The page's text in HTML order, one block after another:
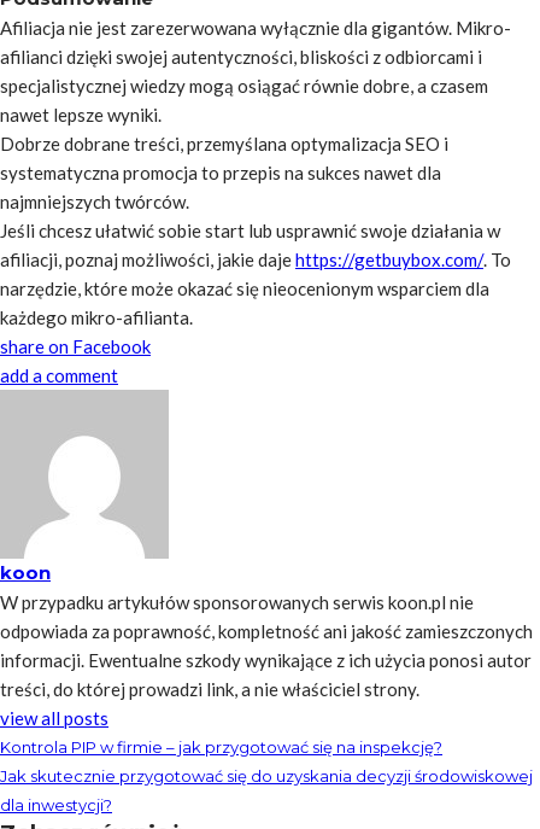
Afiliacja nie jest zarezerwowana wyłącznie dla gigantów. Mikro-
afilianci dzięki swojej autentyczności, bliskości z odbiorcami i
specjalistycznej wiedzy mogą osiągać równie dobre, a czasem
nawet lepsze wyniki.
Dobrze dobrane treści, przemyślana optymalizacja SEO i
systematyczna promocja to przepis na sukces nawet dla
najmniejszych twórców.
Jeśli chcesz ułatwić sobie start lub usprawnić swoje działania w
afiliacji, poznaj możliwości, jakie dajehttps://getbuybox.com/. To
narzędzie, które może okazać się nieocenionym wsparciem dla
każdego mikro-afilianta.
share on Facebook
add a comment
koon
W przypadku artykułów sponsorowanych serwis koon.pl nie
odpowiada za poprawność, kompletność ani jakość zamieszczonych
informacji. Ewentualne szkody wynikające z ich użycia ponosi autor
treści, do której prowadzi link, a nie właściciel strony.
view all posts
Kontrola PIP w firmie – jak przygotować się na inspekcję?
Jak skutecznie przygotować się do uzyskania decyzji środowiskowej
dla inwestycji?